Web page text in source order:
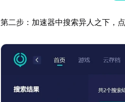
第二步：加速器中搜索异人之下，